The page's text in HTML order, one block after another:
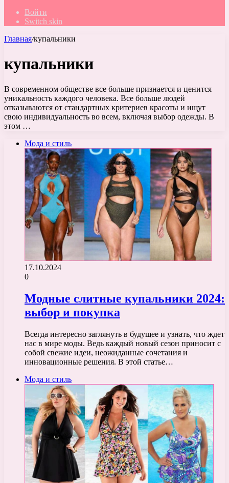
Войти
Switch skin
Главная/купальники
купальники
В современном обществе все больше признается и ценится
уникальность каждого человека. Все больше людей
отказываются от стандартных критериев красоты и ищут
свою индивидуальность во всем, включая выбор одежды. В
этом …
Мода и стиль
17.10.2024
0
Модные слитные купальники 2024:
выбор и покупка
Всегда интересно заглянуть в будущее и узнать, что ждет
нас в мире моды. Ведь каждый новый сезон приносит с
собой свежие идеи, неожиданные сочетания и
инновационные решения. В этой статье…
Мода и стиль